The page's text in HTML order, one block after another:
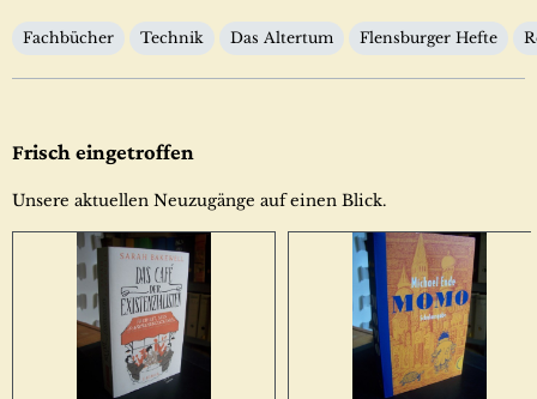
Fachbücher Technik Das Altertum Flensburger Hefte
Frisch eingetroffen
Unsere aktuellen Neuzugänge auf einen Blick.